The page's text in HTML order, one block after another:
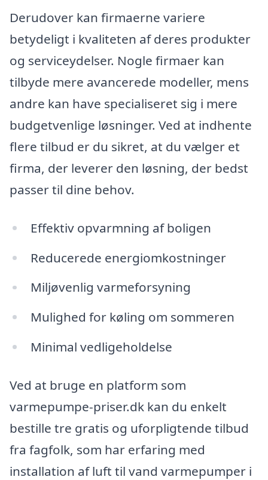
Derudover kan firmaerne variere
betydeligt i kvaliteten af deres produkter
og serviceydelser. Nogle firmaer kan
tilbyde mere avancerede modeller, mens
andre kan have specialiseret sig i mere
budgetvenlige løsninger. Ved at indhente
flere tilbud er du sikret, at du vælger et
firma, der leverer den løsning, der bedst
passer til dine behov.
Effektiv opvarmning af boligen
Reducerede energiomkostninger
Miljøvenlig varmeforsyning
Mulighed for køling om sommeren
Minimal vedligeholdelse
Ved at bruge en platform som
varmepumpe-priser.dk kan du enkelt
bestille tre gratis og uforpligtende tilbud
fra fagfolk, som har erfaring med
installation af luft til vand varmepumper i